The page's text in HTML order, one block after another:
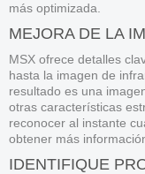
más optimizada.
MEJORA DE LA
MSX ofrece detalles
hasta la imagen de
resultado es una
otras características
reconocer al instante
obtener más
IDENTIFIQUE